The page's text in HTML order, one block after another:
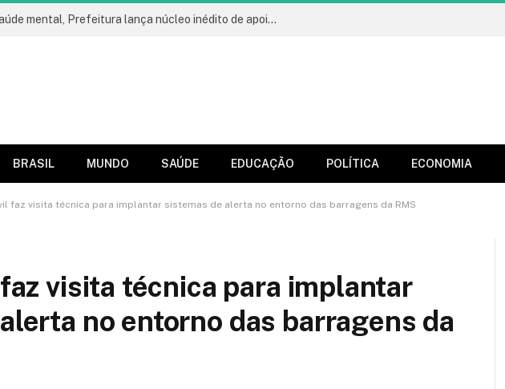
Com foco na saúde mental, Prefeitura lança núcleo inédito de apoio aos profissionais da educação
BRASIL MUNDO SAÚDE EDUCAÇÃO POLÍTICA ECONOMIA
faz visita técnica para implantar sistemas de alerta no entorno das barragens da RMS
visita técnica para implantar
no entorno das barragens da